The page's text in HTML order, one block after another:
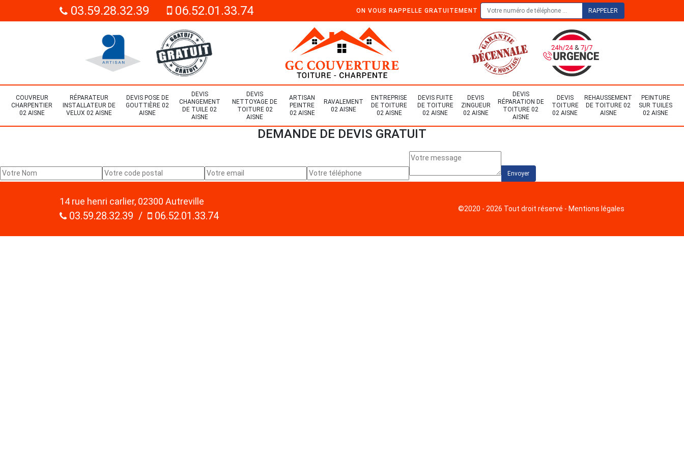
03.59.28.32.39 06.52.01.33.74 ON VOUS RAPPELLE GRATUITEMENT
COUVREUR
CHARPENTIER
02 AISNE
RÉPARATEUR
INSTALLATEUR DE
VELUX 02 AISNE
DEVIS POSE DE
GOUTTIÈRE 02
AISNE
DEVIS
CHANGEMENT
DE TUILE 02
AISNE
DEVIS
NETTOYAGE DE
TOITURE 02
AISNE
ARTISAN
PEINTRE
02 AISNE
RAVALEMENT
02 AISNE
ENTREPRISE
DE TOITURE
02 AISNE
DEVIS FUITE
DE TOITURE
02 AISNE
DEVIS
ZINGUEUR
02 AISNE
DEVIS
RÉPARATION DE
TOITURE 02
AISNE
DEVIS
TOITURE
02 AISNE
REHAUSSEMENT
DE TOITURE 02
AISNE
PEINTURE
SUR TUILES
02 AISNE
DEMANDE DE DEVIS GRATUIT
14 rue henri carlier, 02300 Autreville
03.59.28.32.39 / 06.52.01.33.74
©2020 - 2026 Tout droit réservé - Mentions légales